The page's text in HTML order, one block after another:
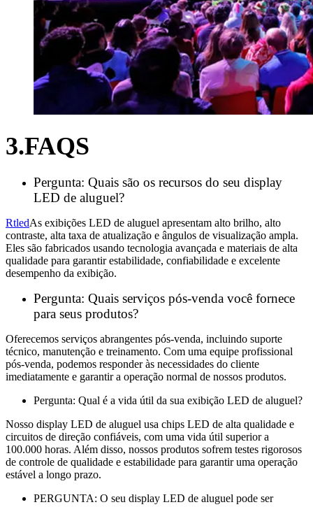
3.FAQS
Pergunta: Quais são os recursos do seu display
LED de aluguel?
RtledAs exibições LED de aluguel apresentam alto brilho, alto
contraste, alta taxa de atualização e ângulos de visualização ampla.
Eles são fabricados usando tecnologia avançada e materiais de alta
qualidade para garantir estabilidade, confiabilidade e excelente
desempenho da exibição.
Pergunta: Quais serviços pós-venda você fornece
para seus produtos?
Oferecemos serviços abrangentes pós-venda, incluindo suporte
técnico, manutenção e treinamento. Com uma equipe profissional
pós-venda, podemos responder às necessidades do cliente
imediatamente e garantir a operação normal de nossos produtos.
Pergunta: Qual é a vida útil da sua exibição LED de aluguel?
Nosso display LED de aluguel usa chips LED de alta qualidade e
circuitos de direção confiáveis, com uma vida útil superior a
100.000 horas. Além disso, nossos produtos sofrem testes rigorosos
de controle de qualidade e estabilidade para garantir uma operação
estável a longo prazo.
PERGUNTA: O seu display LED de aluguel pode ser